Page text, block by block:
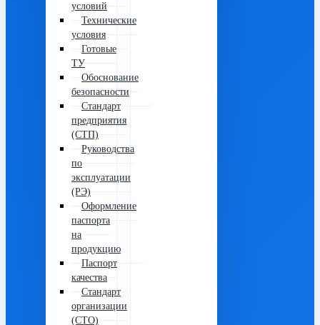
условий
Технические
условия
Готовые
ТУ
Обоснование
безопасности
Стандарт
предприятия
(СТП)
Руководства
по
эксплуатации
(РЭ)
Оформление
паспорта
на
продукцию
Паспорт
качества
Стандарт
организации
(СТО)